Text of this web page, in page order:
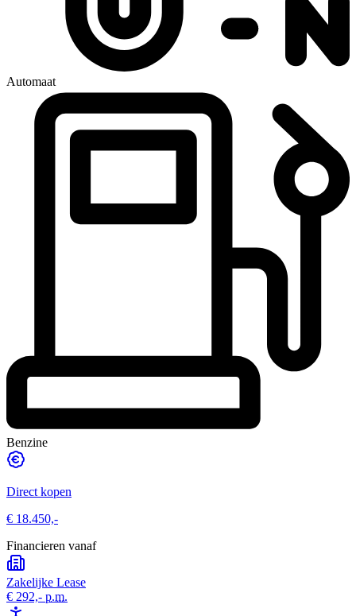
Automaat
Benzine
Direct kopen
€ 18.450,-
Financieren vanaf
Zakelijke Lease
€ 292,- p.m.